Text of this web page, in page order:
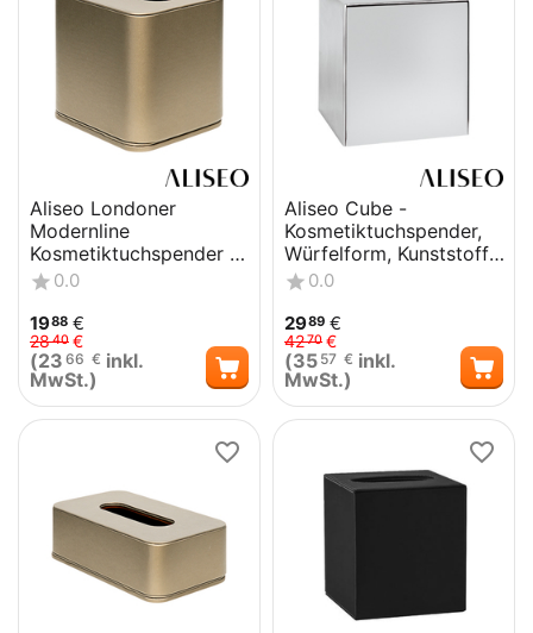
Aliseo Londoner
Modernline
Kosmetiktuchspender -
Würfelform, taupe
0.0
1988 €
2840 €
(23 66 € inkl.
MwSt.)
Aliseo Cube -
Kosmetiktuchspender,
Würfelform, Kunststoff,
chrom
0.0
2989 €
4270 €
(35 57 € inkl.
MwSt.)